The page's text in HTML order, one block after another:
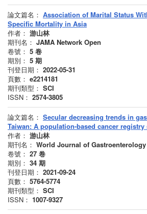
論文篇名： Association of Marital Status
Specific Mortality in Asia
作者： 游山林
期刊名： JAMA Network Open
卷號： 5 卷
期別： 5 期
刊登日期： 2022-05-31
頁數： e2214181
期刊類型： SCI
ISSN： 2574-3805
論文篇名： Secular decreasing trends in
Taiwan: A population-based cancer registry
作者： 游山林
期刊名： World Journal of Gastroenterology
卷號： 27 卷
期別： 34 期
刊登日期： 2021-09-24
頁數： 5764-5774
期刊類型： SCI
ISSN： 1007-9327